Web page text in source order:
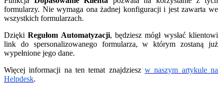
formularzy. Nie wymaga ona żadnej konfiguracji i jest zawarta we
wszystkich formularzach.
Dzięki Regułom Automatyzacji, będziesz mógł wysłać klientowi
link do spersonalizowanego formularza, w którym zostaną już
wypełnione jego dane.
Więcej informacji na ten temat znajdziesz w naszym artykule na
Helpdesk.